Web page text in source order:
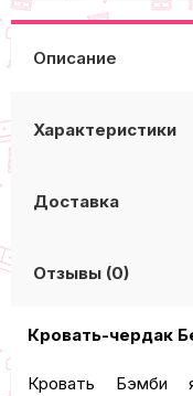
Описание
Характеристики
Доставка
Отзывы (0)
Кровать-чердак
Кровать Бэмби